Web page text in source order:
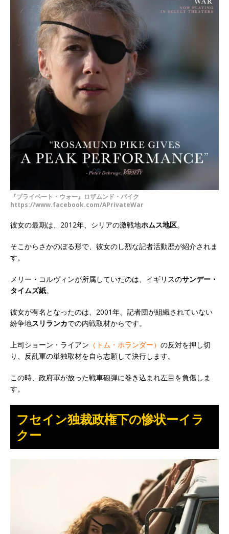
『プライベート・ウォー』ロザムンド・パイク
https://www.facebook.com/APrivateWar
彼女の最期は、2012年、シリアの激戦地ホムス地区。
そこからさかのぼる形で、彼女のし烈な記者活動歴が紹介されま
す。
メリー・コルヴィンが所属していたのは、イギリスのサンデー・
タイムズ紙。
彼女が有名となったのは、2001年、記者団が組織されていない
紛争地スリランカでの内戦取材からです。
上司ショーン・ライアン （トム・ホランダー） の反対を押し切
り、反乱軍の単独取材を自ら志願して決行します。
この時、政府軍が放った戦車砲弾に巻き込まれ左目を負傷しま
す。
フセイン独裁政権下の惨状ーイラ
クー